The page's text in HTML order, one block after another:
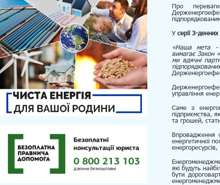
Про
Усерії 3-денних
«Наша мета -
вимагаєЗакон
ми вдячні
управління
Саме з
підприємства,
та грошей,
Впровадження
енергетичної
які будуть
бути